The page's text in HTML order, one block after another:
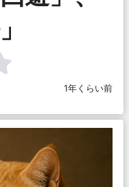
1年くらい前